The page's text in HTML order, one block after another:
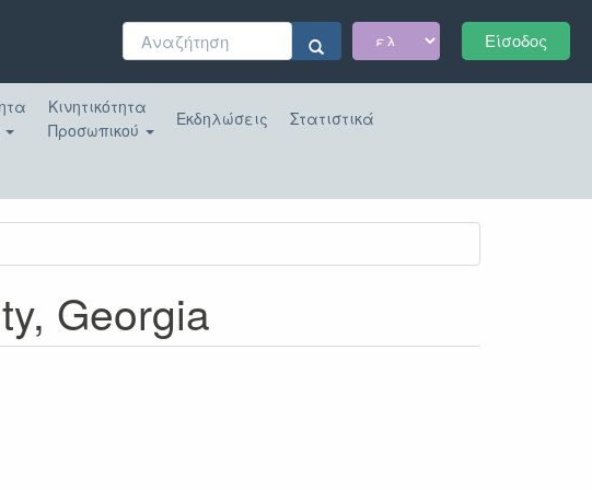
Είσοδος
Φόρμα
αναζήτησης
Αναζήτηση
Κινητικότητα
Προσωπικού
Εκδηλώσεις Στατιστικά
Georgia